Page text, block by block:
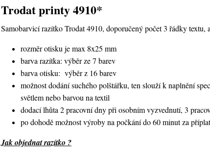
Trodat printy 4910*
Samobarvicí razítko Trodat 4910, doporučený počet 3 řádky textu,
rozměr otisku je max 8x25 mm
barva razítka: výběr ze 7 barev
barva otisku: výběr z 16 barev
možnost dodání suchého polštářku, ten slouží k naplnění
světlem nebo barvou na textil
dodací lhůta 2 pracovní dny při osobním vyzvednutí, 3
po dohodě možnost výroby na počkání do 60 minut za
Jak objednat razítko ?